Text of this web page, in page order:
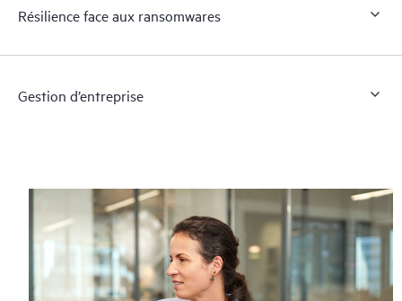
Résilience face aux ransomwares
Gestion d’entreprise